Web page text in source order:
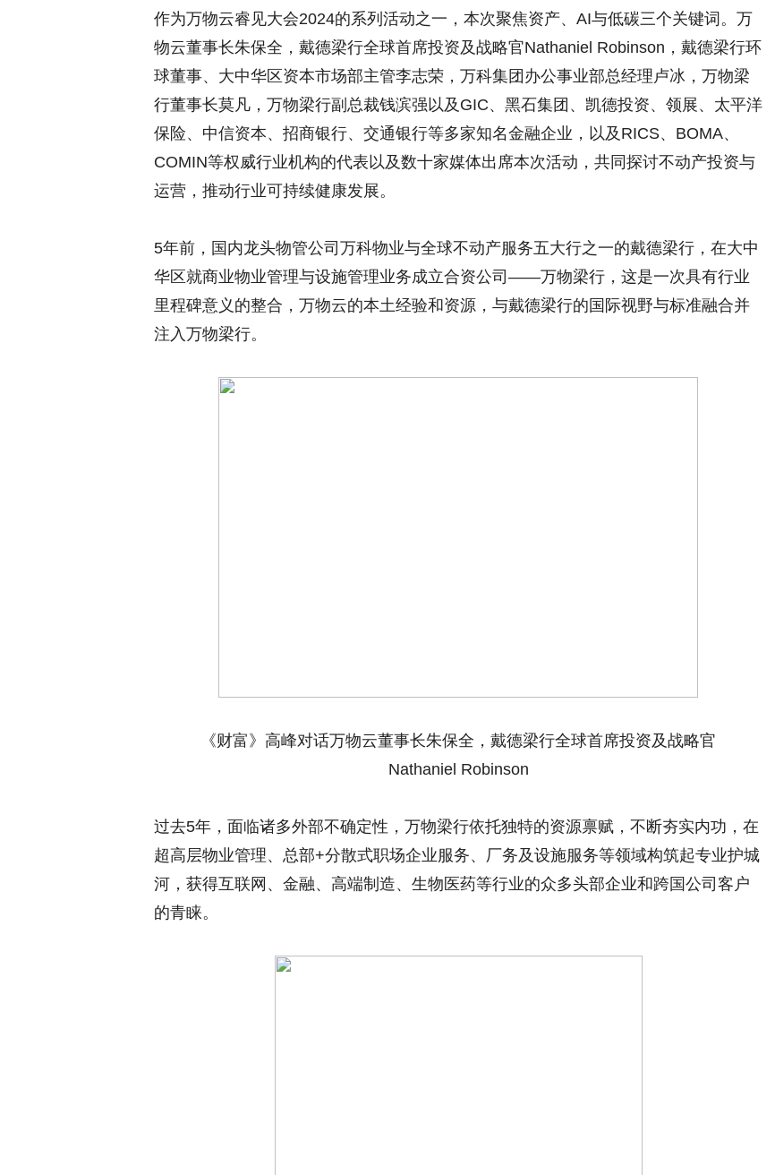
作为万物云睿见大会2024的系列活动之一，本次聚焦资产、AI与低碳三个关键词。万
物云董事长朱保全，戴德梁行全球首席投资及战略官Nathaniel Robinson，戴德梁行环
球董事、大中华区资本市场部主管李志荣，万科集团办公事业部总经理卢冰，万物梁
行董事长莫凡，万物梁行副总裁钱滨强以及GIC、黑石集团、凯德投资、领展、太平洋
保险、中信资本、招商银行、交通银行等多家知名金融企业，以及RICS、BOMA、
COMIN等权威行业机构的代表以及数十家媒体出席本次活动，共同探讨不动产投资与
运营，推动行业可持续健康发展。
5年前，国内龙头物管公司万科物业与全球不动产服务五大行之一的戴德梁行，在大中
华区就商业物业管理与设施管理业务成立合资公司——万物梁行，这是一次具有行业
里程碑意义的整合，万物云的本土经验和资源，与戴德梁行的国际视野与标准融合并
注入万物梁行。
《财富》高峰对话万物云董事长朱保全，戴德梁行全球首席投资及战略官
Nathaniel Robinson
过去5年，面临诸多外部不确定性，万物梁行依托独特的资源禀赋，不断夯实内功，在
超高层物业管理、总部+分散式职场企业服务、厂务及设施服务等领域构筑起专业护城
河，获得互联网、金融、高端制造、生物医药等行业的众多头部企业和跨国公司客户
的青睐。